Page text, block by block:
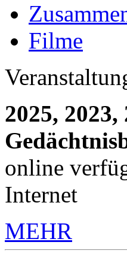
Filme
2025,
online
Internet
MEHR